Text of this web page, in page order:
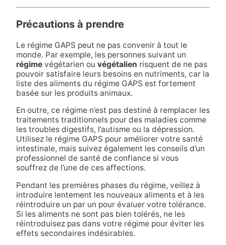
Précautions à prendre
Le régime GAPS peut ne pas convenir à tout le
monde. Par exemple, les personnes suivant un
régimevégétarien ou végétalien risquent de ne pas
pouvoir satisfaire leurs besoins en nutriments, car la
liste des aliments du régime GAPS est fortement
basée sur les produits animaux.
En outre, ce régime n’est pas destiné à remplacer les
traitements traditionnels pour des maladies comme
les troubles digestifs, l’autisme ou la dépression.
Utilisez le régime GAPS pour améliorer votre santé
intestinale, mais suivez également les conseils d’un
professionnel de santé de confiance si vous
souffrez de l’une de ces affections.
Pendant les premières phases du régime, veillez à
introduire lentement les nouveaux aliments et à les
réintroduire un par un pour évaluer votre tolérance.
Si les aliments ne sont pas bien tolérés, ne les
réintroduisez pas dans votre régime pour éviter les
effets secondaires indésirables.